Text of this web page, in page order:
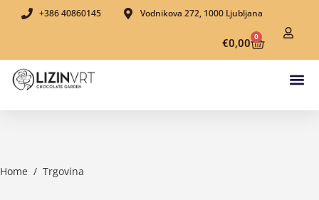
+386 40860145 Vodnikova 272, 1000 Ljubljana
€0,00 0
Home / Trgovina